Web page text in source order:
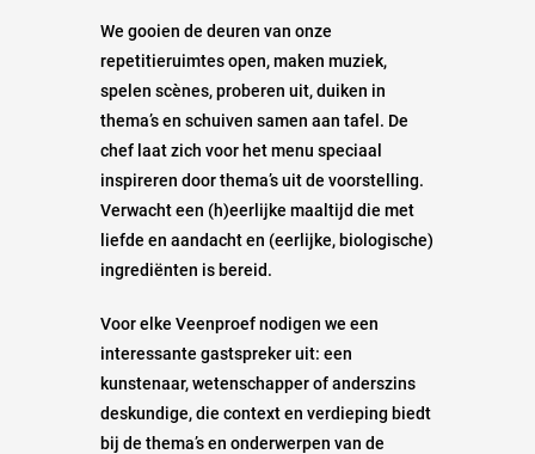
We gooien de deuren van onze
repetitieruimtes open, maken muziek,
spelen scènes, proberen uit, duiken in
thema’s en schuiven samen aan tafel. De
chef laat zich voor het menu speciaal
inspireren door thema’s uit de voorstelling.
Verwacht een (h)eerlijke maaltijd die met
liefde en aandacht en (eerlijke, biologische)
ingrediënten is bereid.
Voor elke Veenproef nodigen we een
interessante gastspreker uit: een
kunstenaar, wetenschapper of anderszins
deskundige, die context en verdieping biedt
bij de thema’s en onderwerpen van de